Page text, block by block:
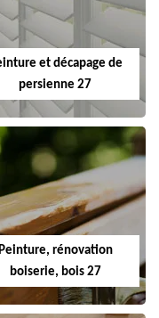
et décapage de
persienne 27
rénovation
boiserie, bois 27